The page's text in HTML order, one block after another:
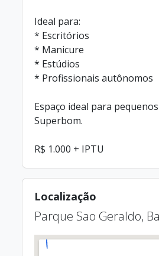
Ideal para:
* Escritórios
* Manicure
* Estúdios
* Profissionais autônomos
Espaço ideal para
Superbom.
R$ 1.000 + IPTU
Localização
Parque Sao Geraldo,